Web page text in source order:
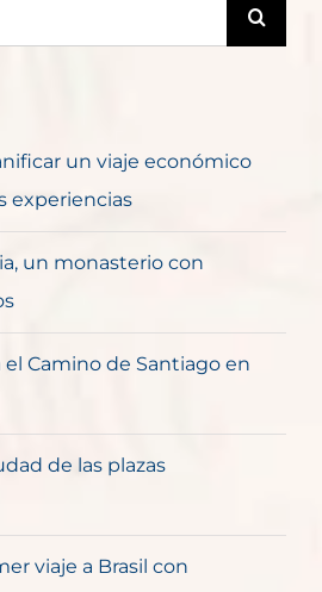
un viaje económico
experiencias
un monasterio con
Camino de Santiago en
de las plazas
viaje a Brasil con